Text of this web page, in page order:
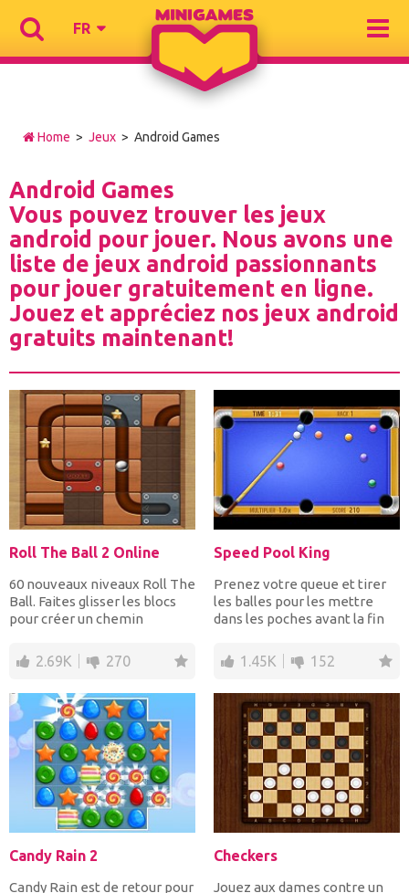
FR
Home > Jeux > Android Games
Android Games
Vous pouvez trouver les jeux
android pour jouer. Nous avons une
liste de jeux android passionnants
pour jouer gratuitement en ligne.
Jouez et appréciez nos jeux android
gratuits maintenant!
Roll The Ball 2 Online
60 nouveaux niveaux Roll The
Ball. Faites glisser les blocs
pour créer un chemin
2.69K 270
Speed Pool King
Prenez votre queue et tirer
les balles pour les mettre
dans les poches avant la fin
1.45K 152
Candy Rain 2
Candy Rain est de retour pour
Checkers
Jouez aux dames contre un